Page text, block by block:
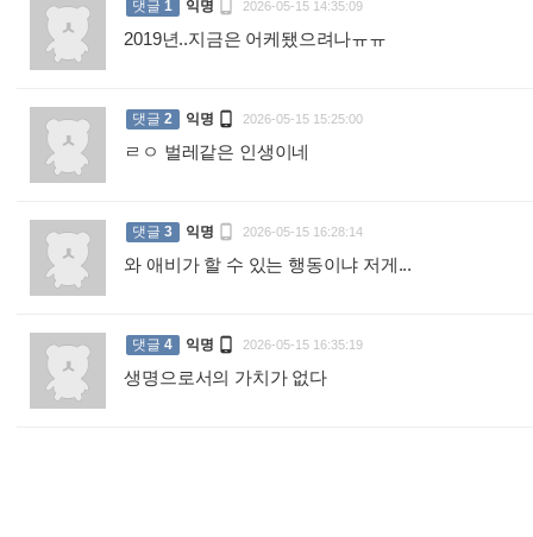
댓글 1 익명  2026-05-15 14:35:09
2019년..지금은 어케됐으려나ㅠㅠ
댓글 2 익명  2026-05-15 15:25:00
ㄹㅇ 벌레같은 인생이네
댓글 3 익명  2026-05-15 16:28:14
와 애비가 할 수 있는 행동이냐 저게...
댓글 4 익명  2026-05-15 16:35:19
생명으로서의 가치가 없다